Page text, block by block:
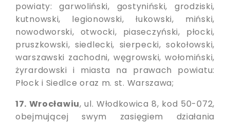
powiaty: garwoliński, gostyniński, grodziski,
kutnowski, legionowski, łukowski, miński,
nowodworski, otwocki, piaseczyński, płocki,
pruszkowski, siedlecki, sierpecki, sokołowski,
warszawski zachodni, węgrowski, wołomiński,
żyrardowski i miasta na prawach powiatu:
Płock i Siedlce oraz m. st. Warszawa;
17. Wrocławiu, ul. Włodkowica 8, kod 50-072,
obejmującej swym zasięgiem działania